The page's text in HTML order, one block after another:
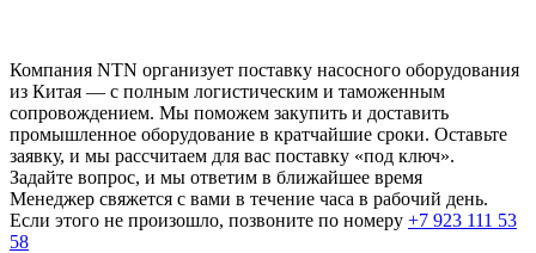
Компания NTN организует поставку насосного оборудования
из Китая — с полным логистическим и таможенным
сопровождением. Мы поможем закупить и доставить
промышленное оборудование в кратчайшие сроки. Оставьте
заявку, и мы рассчитаем для вас поставку «под ключ».
Задайте вопрос, и мы ответим в ближайшее время
Менеджер свяжется с вами в течение часа в рабочий день.
Если этого не произошло, позвоните по номеру +7 923 111 53
58